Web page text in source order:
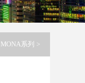
MONA系列 >